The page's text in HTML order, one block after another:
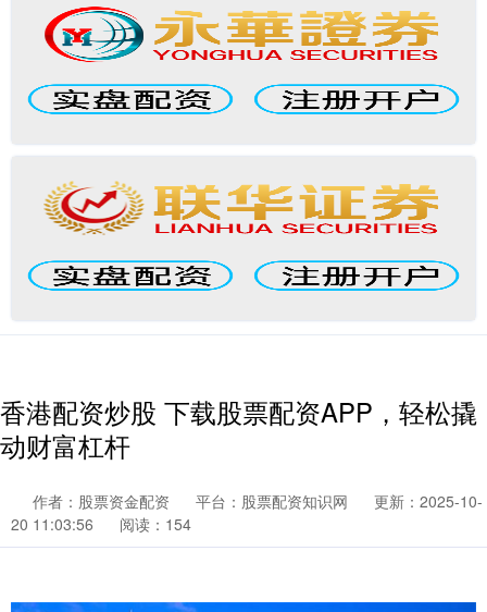
香港配资炒股 下载股票配资APP，轻松撬
动财富杠杆
作者：股票资金配资 平台：股票配资知识网
更新：2025-10-
20 11:03:56
阅读：154